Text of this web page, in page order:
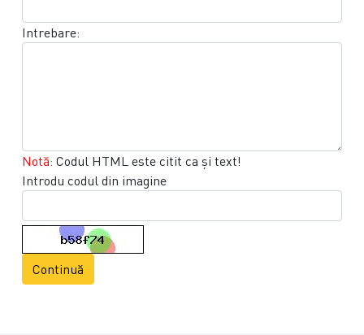
Intrebare:
Notă: Codul HTML este citit ca şi text!
Introdu codul din imagine
Continuă